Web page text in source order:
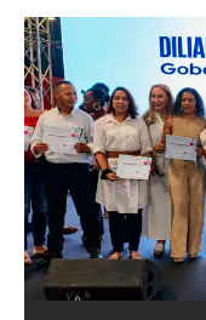
Abren
Records
artes